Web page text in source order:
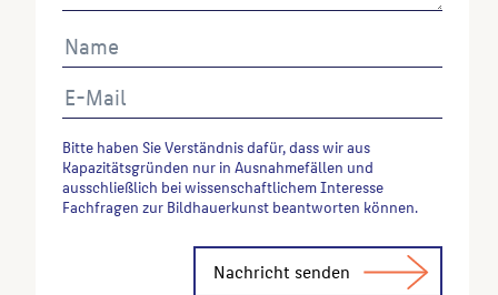
Bitte haben Sie Verständnis dafür, dass wir aus
Kapazitätsgründen nur in Ausnahmefällen und
ausschließlich bei wissenschaftlichem Interesse
Fachfragen zur Bildhauerkunst beantworten können.